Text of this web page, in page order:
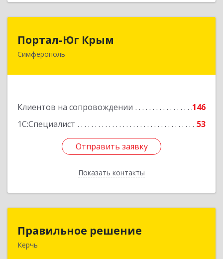
Портал-Юг Крым
Симферополь
Клиентов на сопровождении
146
1С:Специалист
53
Отправить заявку
Показать контакты
295015, Крым Респ, Симферополь г, Козлова ул,
Отправить заявку
Назад
Правильное решение
Керчь298330, Крым Респ, Керчь г, Адмиралтейский